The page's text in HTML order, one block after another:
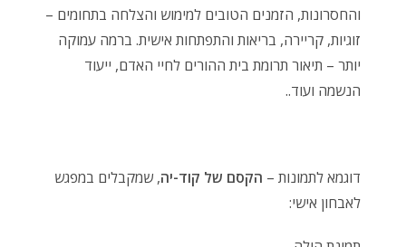
והחסרונות, הזמנים הטובים למימוש והצלחה בתחומים –
זוגיות, קריירה, בריאות והתפתחות אישית. ברמה עמוקה
יותר – תיאור תרומת בית ההורים לחיי האדם, ייעוד
הנשמה ועוד..
דוגמא לתמונות – הקסם של קוד-יה, שמקבלים במפגש
לאבחון אישי: